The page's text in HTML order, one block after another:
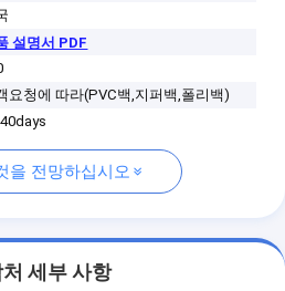
설명서 PDF
요청에 따라(PVC백,지퍼백,폴리백)
을 전망하십시오
세부 사항